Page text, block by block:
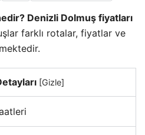
Denizli Dolmuş fiyatları
farklı rotalar, fiyatlar ve
[Gizle]